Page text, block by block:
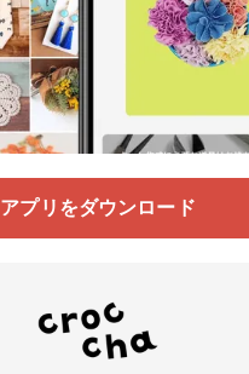
アプリをダウンロード